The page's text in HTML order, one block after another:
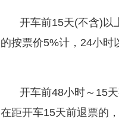
开车前15天(不含)以
的按票价5%计，24小时
开车前48小时～15
在距开车15天前退票的